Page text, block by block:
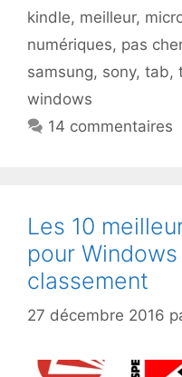
kindle, meilleur,
numériques, pas cher
samsung, sony, tab,
windows
14 commentaires
Les 10
pour
classement
27 décembre 2016